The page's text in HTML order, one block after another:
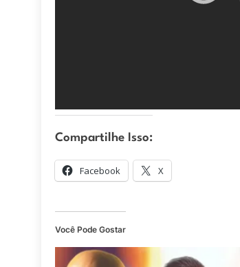
Compartilhe Isso:
Facebook X
Você Pode Gostar